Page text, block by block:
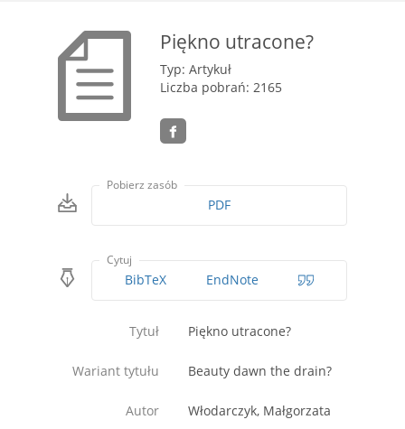
Piękno utracone?
Typ: Artykuł
Liczba pobrań: 2165
Pobierz zasób
PDF
Cytuj
BibTeX EndNote
Tytuł Piękno utracone?
Wariant tytułu Beauty dawn the drain?
Autor Włodarczyk, Małgorzata